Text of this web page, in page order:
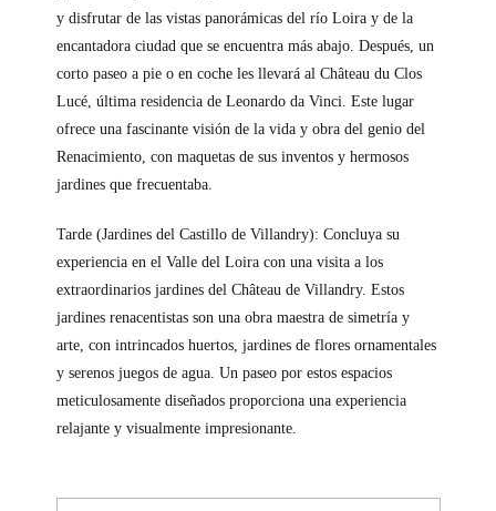
y disfrutar de las vistas panorámicas del río Loira y de la
encantadora ciudad que se encuentra más abajo. Después, un
corto paseo a pie o en coche les llevará al Château du Clos
Lucé, última residencia de Leonardo da Vinci. Este lugar
ofrece una fascinante visión de la vida y obra del genio del
Renacimiento, con maquetas de sus inventos y hermosos
jardines que frecuentaba.
Tarde (Jardines del Castillo de Villandry): Concluya su
experiencia en el Valle del Loira con una visita a los
extraordinarios jardines del Château de Villandry. Estos
jardines renacentistas son una obra maestra de simetría y
arte, con intrincados huertos, jardines de flores ornamentales
y serenos juegos de agua. Un paseo por estos espacios
meticulosamente diseñados proporciona una experiencia
relajante y visualmente impresionante.